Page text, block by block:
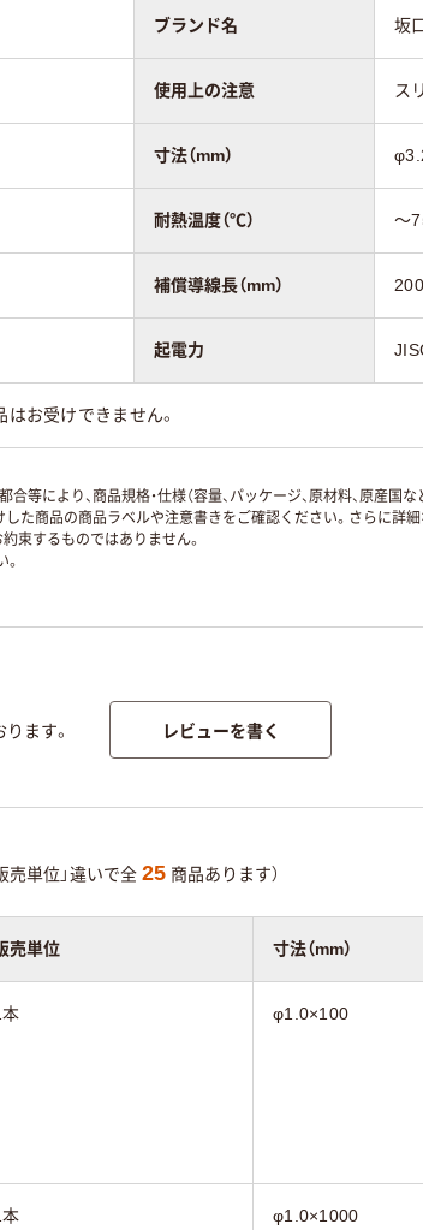
ブランド名 坂
使用上の注意 ス
寸法（mm）
耐熱温度（℃） ～
補償導線長（mm）
起電力
はお受けできません。
により、商品規格・仕様（容量、パッケージ、原材料、原産国
商品の商品ラベルや注意書きをご確認ください。さらに詳
約束するものではありません。
ます。 レビューを書く
売単位」違いで全 25 商品あります）
売単位 寸法（mm）
本 φ1.0×100
本 φ1.0×1000